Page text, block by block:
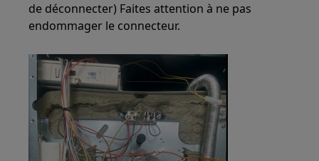
de déconnecter) Faites attention à ne pas
endommager le connecteur.